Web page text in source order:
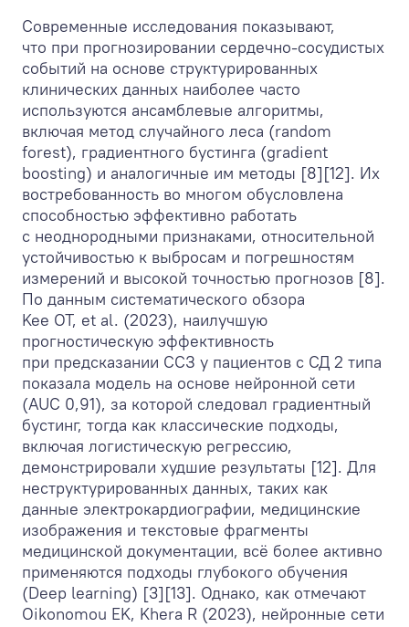
Современные исследования показывают,
что при прогнозировании сердечно-сосудистых
событий на основе структурированных
клинических данных наиболее часто
используются ансамблевые алгоритмы,
включая метод случайного леса (random
forest), градиентного бустинга (gradient
boosting) и аналогичные им методы [8][12]. Их
востребованность во многом обусловлена
способностью эффективно работать
с неоднородными признаками, относительной
устойчивостью к выбросам и погрешностям
измерений и высокой точностью прогнозов [8].
По данным систематического обзора
Kee OT, et al. (2023), наилучшую
прогностическую эффективность
при предсказании ССЗ у пациентов с СД 2 типа
показала модель на основе нейронной сети
(AUC 0,91), за которой следовал градиентный
бустинг, тогда как классические подходы,
включая логистическую регрессию,
демонстрировали худшие результаты [12]. Для
неструктурированных данных, таких как
данные электрокардиографии, медицинские
изображения и текстовые фрагменты
медицинской документации, всё более активно
применяются подходы глубокого обучения
(Deep learning) [3][13]. Однако, как отмечают
Oikonomou EK, Khera R (2023), нейронные сети